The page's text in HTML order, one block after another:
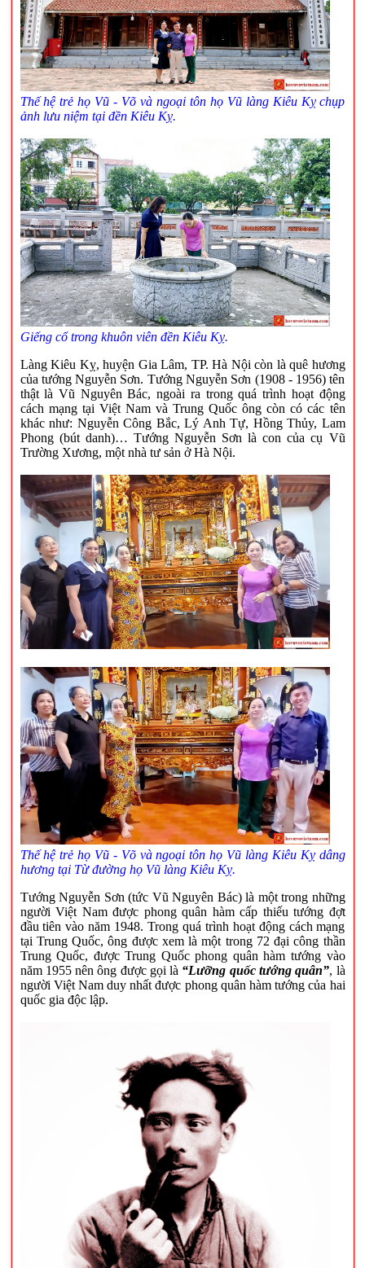
Thế hệ trẻ họ Vũ - Võ và ngoại tôn họ Vũ làng Kiêu Kỵ chụp
ảnh lưu niệm tại đền Kiêu Kỵ.
Giếng cổ trong khuôn viên đền Kiêu Kỵ.
Làng Kiêu Kỵ, huyện Gia Lâm, TP. Hà Nội còn là quê hương
của tướng Nguyễn Sơn. Tướng Nguyễn Sơn (1908 - 1956) tên
thật là Vũ Nguyên Bác, ngoài ra trong quá trình hoạt động
cách mạng tại Việt Nam và Trung Quốc ông còn có các tên
khác như: Nguyễn Công Bắc, Lý Anh Tự, Hồng Thủy, Lam
Phong (bút danh)… Tướng Nguyễn Sơn là con của cụ Vũ
Trường Xương, một nhà tư sản ở Hà Nội.
Thế hệ trẻ họ Vũ - Võ và ngoại tôn họ Vũ làng Kiêu Kỵ dâng
hương tại Từ đường họ Vũ làng Kiêu Kỵ.
Tướng Nguyễn Sơn (tức Vũ Nguyên Bác) là một trong những
người Việt Nam được phong quân hàm cấp thiếu tướng đợt
đầu tiên vào năm 1948. Trong quá trình hoạt động cách mạng
tại Trung Quốc, ông được xem là một trong 72 đại công thần
Trung Quốc, được Trung Quốc phong quân hàm tướng vào
năm 1955 nên ông được gọi là “Lưỡng quốc tướng quân”, là
người Việt Nam duy nhất được phong quân hàm tướng của hai
quốc gia độc lập.